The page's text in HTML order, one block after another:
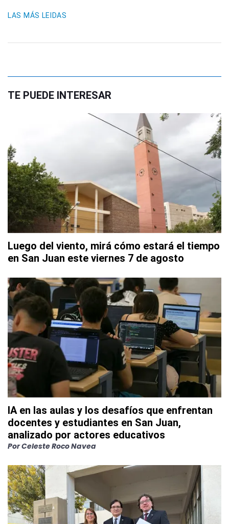
LAS MÁS LEIDAS
TE PUEDE INTERESAR
Luego del viento, mirá cómo estará el tiempo
en San Juan este viernes 7 de agosto
IA en las aulas y los desafíos que enfrentan
docentes y estudiantes en San Juan,
analizado por actores educativos
PorCeleste Roco Navea